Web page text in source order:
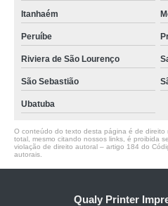
Itanhaém
Peruíbe
Riviera de São Lourenço
São Sebastião
Ubatuba
O conteúdo do texto desta página é de direito
total, mesmo citando nossos links, é proibida
violação de direito autoral – artigo 184 do
autorais
Qualy Printer